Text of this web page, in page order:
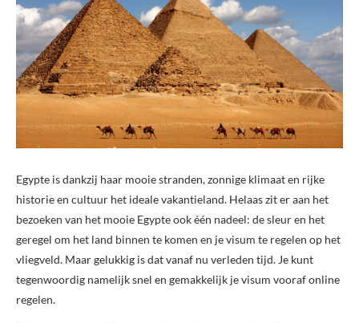
Egypte is dankzij haar mooie stranden, zonnige klimaat en rijke
historie en cultuur het ideale vakantieland. Helaas zit er aan het
bezoeken van het mooie Egypte ook één nadeel: de sleur en het
geregel om het land binnen te komen en je visum te regelen op het
vliegveld. Maar gelukkig is dat vanaf nu verleden tijd. Je kunt
tegenwoordig namelijk snel en gemakkelijk je visum vooraf online
regelen.